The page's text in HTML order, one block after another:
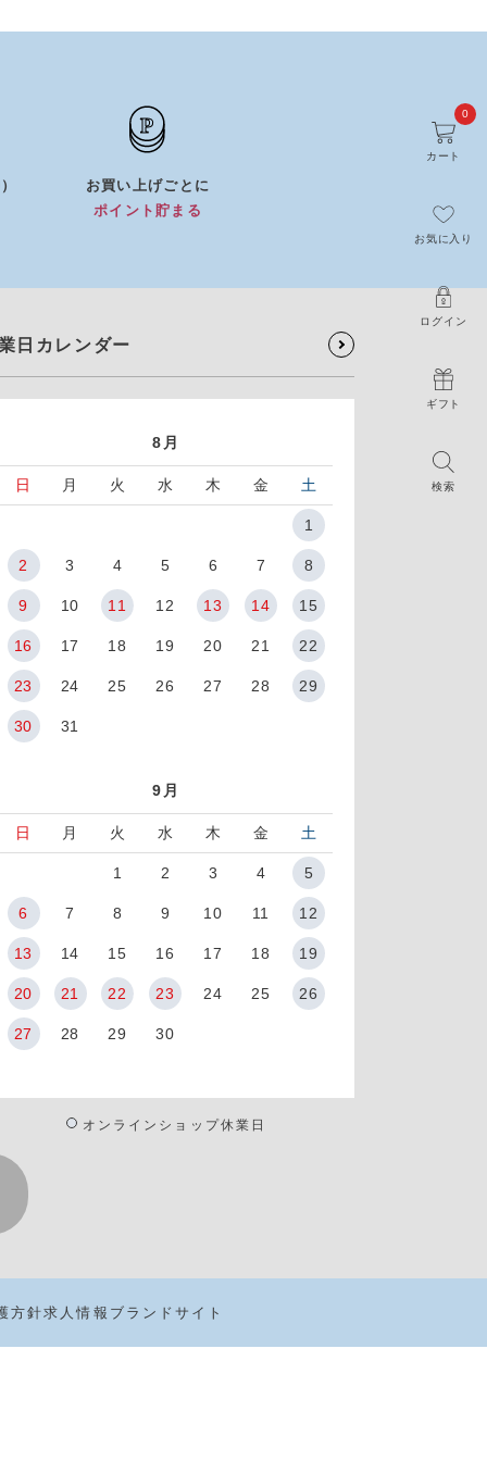
検索
ギフト
ログイン
お気に入り
カート
0
お買い上げごとに
ポイント貯まる
日カレンダー
8月
日 月 火 水 木 金 土
1
2 3 4 5 6 7 8
9 10 11 12 13 14 15
16 17 18 19 20 21 22
23 24 25 26 27 28 29
30 31
9月
日 月 火 水 木 金 土
1 2 3 4 5
6 7 8 9 10 11 12
13 14 15 16 17 18 19
20 21 22 23 24 25 26
27 28 29 30
オンラインショップ休業日
方針求人情報 ブランドサイト